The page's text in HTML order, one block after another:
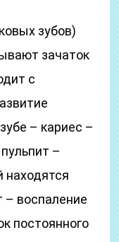
зубов)
зачаток
с
– кариес –
–
находятся
– воспаление
постоянного